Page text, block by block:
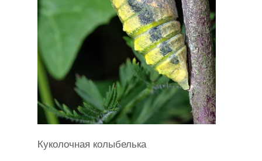
Куколочная колыбелька